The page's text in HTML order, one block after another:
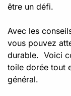
être un défi.
Avec les
vous pouvez
durable. Voici
toile dorée tout
général.